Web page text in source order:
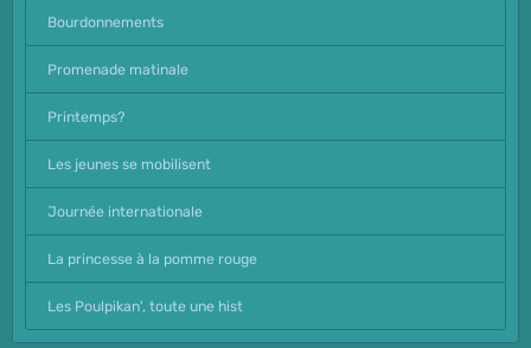
Bourdonnements
Promenade matinale
Printemps?
Les jeunes se mobilisent
Journée internationale
La princesse à la pomme rouge
Les Poulpikan', toute une hist